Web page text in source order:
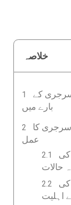
خلاصہ
کے
بارے میں
سرجری کا
عمل
کی
حالات
کی
اہلیت